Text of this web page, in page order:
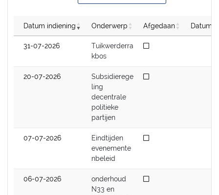
Datum indiening Onderwerp Afgedaan Datum
31-07-2026
Tuikwerderra
kbos
Niet afgedaan
20-07-2026
Subsidierege
ling
decentrale
politieke
partijen
Niet afgedaan
07-07-2026
Eindtijden
evenemente
nbeleid
Niet afgedaan
06-07-2026
onderhoud
N33 en
Niet afgedaan